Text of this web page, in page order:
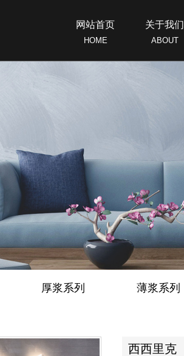
网站首页
HOME
关于我们
ABOUT
厚浆系列 薄浆系列
西西里克